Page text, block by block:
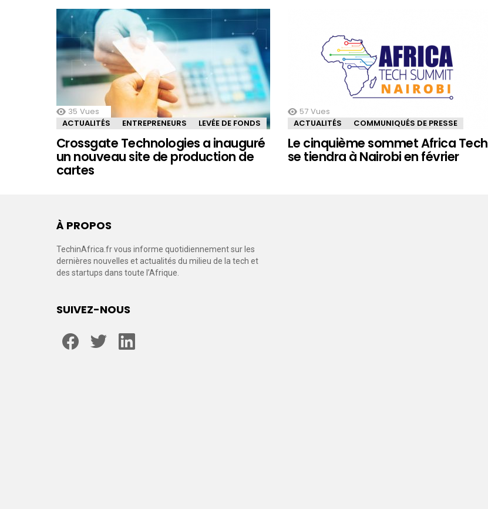
35 Vues
ACTUALITÉS
ENTREPRENEURS LEVÉE DE FONDS
Crossgate Technologies a inauguré
un nouveau site de production de
cartes
57 Vues
ACTUALITÉS
COMMUNIQUÉS DE PRESSE
Le cinquième sommet Africa Tech
se tiendra à Nairobi en février
À PROPOS
TechinAfrica.fr vous informe quotidiennement sur les
dernières nouvelles et actualités du milieu de la tech et
des startups dans toute l’Afrique.
SUIVEZ-NOUS